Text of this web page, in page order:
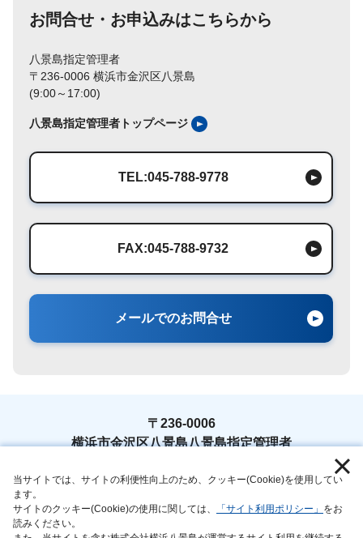
お問合せ・お申込みはこちらから
八景島指定管理者
〒236-0006 横浜市金沢区八景島
(9:00～17:00)
八景島指定管理者トップページ
TEL:045-788-9778
FAX:045-788-9732
メールでのお問合せ
当サイトでは、サイトの利便性向上のため、クッキー(Cookie)を使用してい
ます。
サイトのクッキー(Cookie)の使用に関しては、
「サイト利用ポリシー」 をお
読みください。
〒236-0006
横浜市金沢区八景島八景島指定管理者